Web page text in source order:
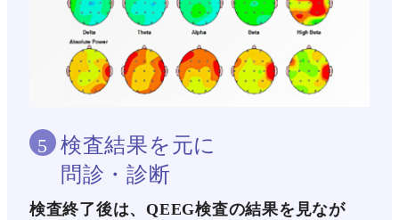
5
検査結果を元に
問診・診断
検査終了後は、QEEG検査の結果を見なが